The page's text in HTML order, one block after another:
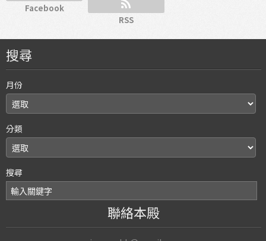
Facebook
RSS
搜尋
月份
分類
搜尋
聯絡本殿